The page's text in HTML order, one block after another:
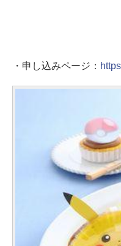
・申し込みページ：